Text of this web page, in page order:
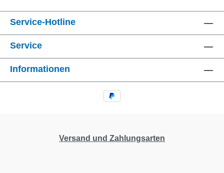
Service-Hotline
Service
Informationen
Versand und Zahlungsarten